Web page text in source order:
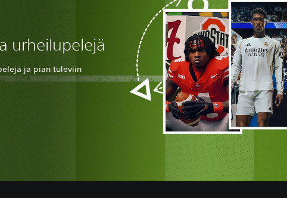
urheilupelejä
ja pian tuleviin